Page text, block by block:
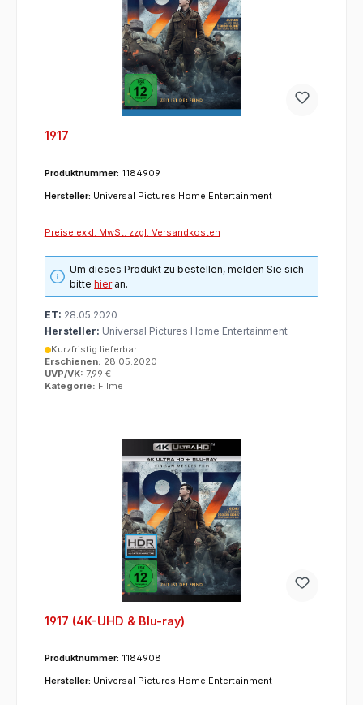
1917
Produktnummer: 1184909
Hersteller: Universal Pictures Home Entertainment
Preise exkl. MwSt. zzgl. Versandkosten
Um dieses Produkt zu bestellen, melden Sie sich
bittehieran.
ET: 28.05.2020
Hersteller: Universal Pictures Home Entertainment
Kurzfristig lieferbar
Erschienen: 28.05.2020
UVP/VK: 7,99 €
Kategorie: Filme
1917 (4K-UHD & Blu-ray)
Produktnummer: 1184908
Hersteller: Universal Pictures Home Entertainment